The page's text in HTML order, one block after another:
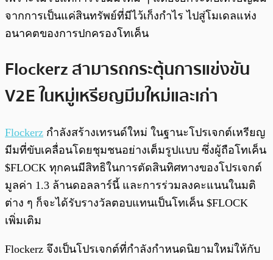
จากการเป็นแค่สินทรัพย์ที่มีไว้เก็งกำไร ไปสู่โมเดลแห่ง
อนาคตของการปกครองโทเค็น
Flockerz สามารถกระตุ้นการแข่งขัน
V2E ในหมู่เหรียญมีมใหม่และเก่า
Flockerz กำลังสร้างเทรนด์ใหม่ ในฐานะโปรเจกต์เหรียญ
มีมที่ขับเคลื่อนโดยชุมชนอย่างเต็มรูปแบบ ซึ่งผู้ถือโทเค็น
$FLOCK ทุกคนมีสิทธิในการตัดสินทิศทางของโปรเจกต์
มูลค่า 1.3 ล้านดอลลาร์นี้ และการร่วมลงคะแนนในมติ
ต่าง ๆ ก็จะได้รับรางวัลตอบแทนเป็นโทเค็น $FLOCK
เพิ่มเติม
Flockerz จึงเป็นโปรเจกต์ที่กำลังกำหนดนิยามใหม่ให้กับ